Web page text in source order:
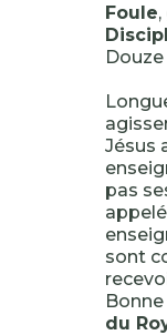
Foule
Douze
Jésus
pas
sont
du